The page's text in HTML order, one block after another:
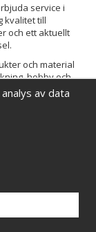
service i
kvalitet till
och ett aktuellt
och material
hobby och
förbättra och
behöver hos oss.
av data